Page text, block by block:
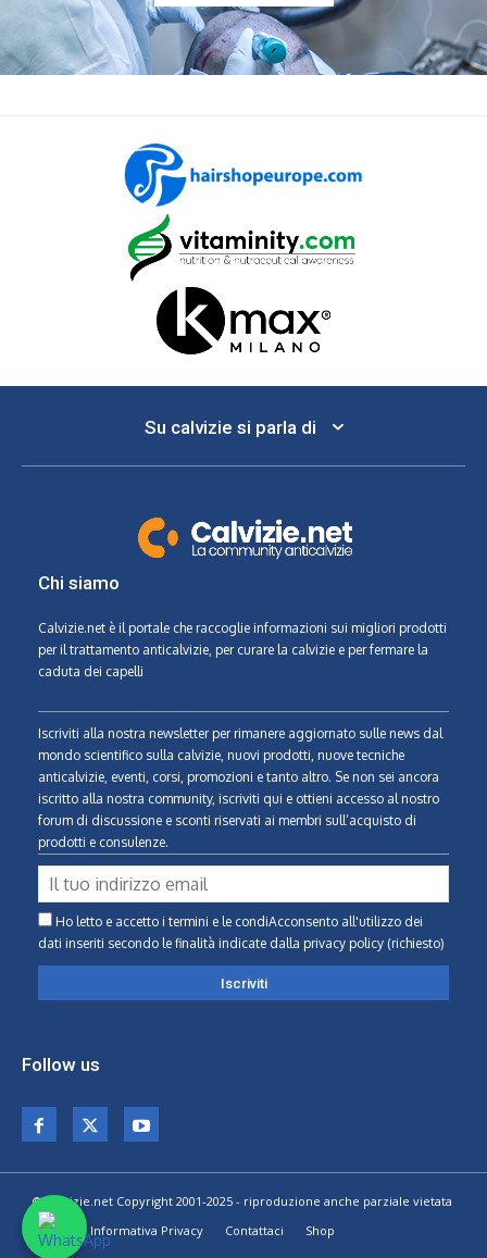
Su calvizie si parla di
Chi siamo
Calvizie.net è il portale che raccoglie informazioni sui migliori prodotti
per il trattamento anticalvizie, per curare la calvizie e per fermare la
caduta dei capelli
Iscriviti alla nostra newsletter per rimanere aggiornato sulle news dal
mondo scientifico sulla calvizie, nuovi prodotti, nuove tecniche
anticalvizie, eventi, corsi, promozioni e tanto altro. Se non sei ancora
iscritto alla nostra community, iscriviti qui e ottieni accesso al nostro
forum di discussione e sconti riservati ai membri sull’acquisto di
prodotti e consulenze.
Ho letto e accetto i termini e le condiAcconsento all'utilizzo dei
dati inseriti secondo le finalità indicate dalla privacy policy (richiesto)
Follow us
© Calvizie.net Copyright 2001-2025 - riproduzione anche parziale vietata
Home
Informativa Privacy Contattaci Shop